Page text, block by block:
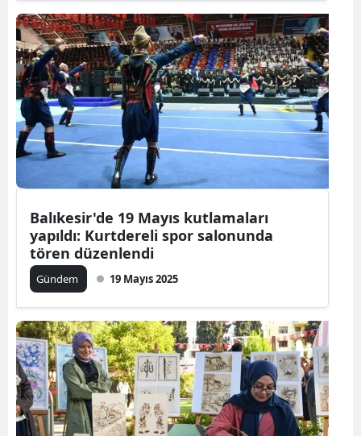
Balıkesir'de 19 Mayıs kutlamaları
yapıldı: Kurtdereli spor salonunda
tören düzenlendi
Gündem 19 Mayıs 2025